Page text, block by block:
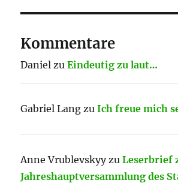
Kommentare
Daniel zuEindeutig zu laut…
Gabriel Lang zuIch freue mich
Anne VrublevskyyzuLeserbrief
Jahreshauptversammlung des